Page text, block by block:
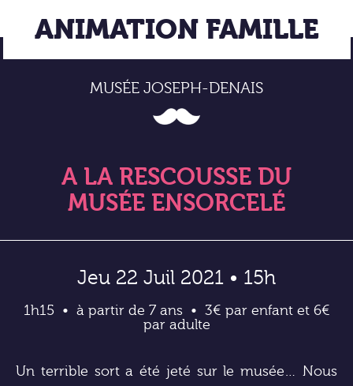
ANIMATION FAMILLE
MUSÉE JOSEPH-DENAIS
A LA RESCOUSSE DU
MUSÉE ENSORCELÉ
Jeu 22 Juil 2021 • 15h
1h15 à partir de 7 ans
3€ par enfant et 6€
par adulte
Un terrible sort a été jeté sur le musée… Nous